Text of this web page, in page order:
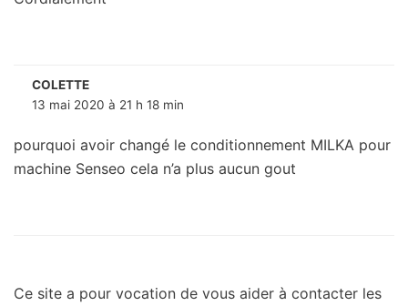
COLETTE
13 mai 2020 à 21 h 18 min
pourquoi avoir changé le conditionnement MILKA pour
machine Senseo cela n’a plus aucun gout
Ce site a pour vocation de vous aider à contacter les